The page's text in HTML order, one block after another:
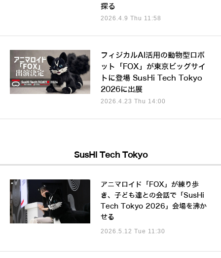
探る
2026.4.9 Thu 11:58
フィジカルAI活用の動物型ロボ
ット「FOX」が東京ビッグサイ
トに登場 SusHi Tech Tokyo
2026に出展
2026.4.23 Thu 14:00
SusHi Tech Tokyo
アニマロイド「FOX」が練り歩
き、子ども達との会話で「SusHi
Tech Tokyo 2026」会場を沸か
せる
2026.5.12 Tue 11:30